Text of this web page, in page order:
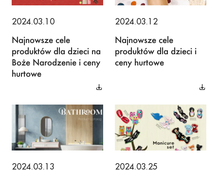
2024.03.10
Najnowsze cele
produktów dla dzieci na
Boże Narodzenie i ceny
hurtowe
2024.03.12
Najnowsze cele
produktów dla dzieci i
ceny hurtowe
2024.03.13 2024.03.25